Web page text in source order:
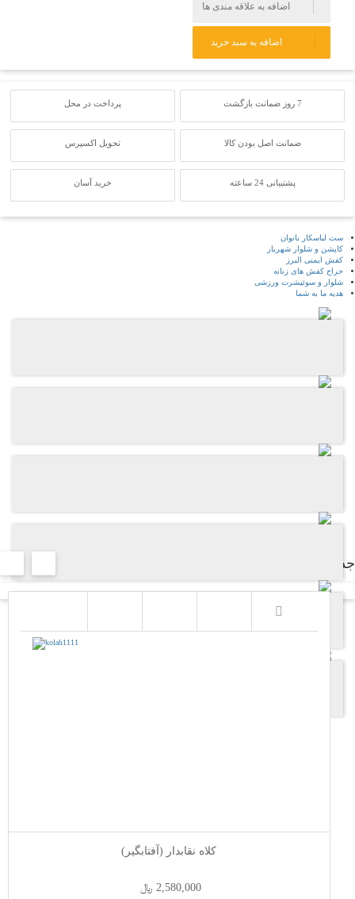
اضافه به علاقه مندی ها
اضافه به سبد خرید
7 روز ضمانت بازگشت پرداخت در محل
ضمانت اصل بودن کالا تحویل اکسپرس
پشتیبانی 24 ساعته خرید آسان
ست لباسکار بانوان
کاپشن و شلوار شهریار
کفش ایمنی البرز
حراج کفش های زنانه
شلوار و سوئیشرت ورزشی
هدیه ما به شما
جدیدترین محصولات
کلاه نقابدار (آفتابگیر)
2,580,000 ﷼